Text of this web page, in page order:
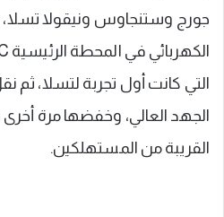
جورج وستنجاوس ونيقولا
التي كانت أول تجربة لتسلا،
الجهد العالي، وخفضها مرة
القريبة من المستهلكين.